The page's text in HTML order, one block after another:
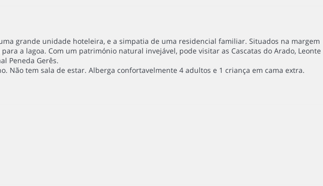
grande unidade hoteleira, e a simpatia de uma residencial familiar. Situados na margem
a lagoa. Com um património natural invejável, pode visitar as Cascatas do Arado, Leonte
Peneda Gerês.
Não tem sala de estar. Alberga confortavelmente 4 adultos e 1 criança em cama extra.